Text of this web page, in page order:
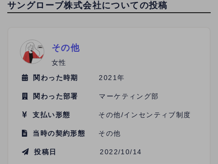
サングローブ株式会社についての投稿
その他
女性
関わった時期
2021年
関わった部署 マーケティング部
支払い形態 その他/インセンティブ制度
当時の契約形態 その他
投稿日 2022/10/14